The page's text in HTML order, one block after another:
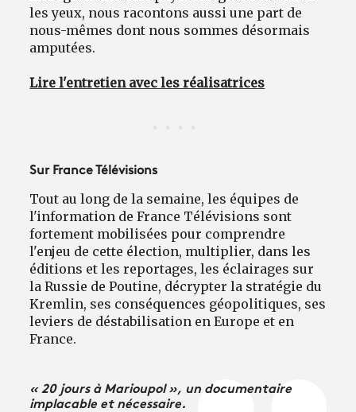
les yeux, nous racontons aussi une part de
nous-mêmes dont nous sommes désormais
amputées.
Lire l'entretien avec les réalisatrices
Sur France Télévisions
Tout au long de la semaine, les équipes de
l'information de France Télévisions sont
fortement mobilisées pour comprendre
l'enjeu de cette élection, multiplier, dans les
éditions et les reportages, les éclairages sur
la Russie de Poutine, décrypter la stratégie du
Kremlin, ses conséquences géopolitiques, ses
leviers de déstabilisation en Europe et en
France.
« 20 jours à Marioupol », un documentaire
implacable et nécessaire.